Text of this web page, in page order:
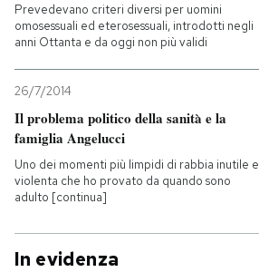
Prevedevano criteri diversi per uomini
omosessuali ed eterosessuali, introdotti negli
anni Ottanta e da oggi non più validi
26/7/2014
Il problema politico della sanità e la
famiglia Angelucci
Uno dei momenti più limpidi di rabbia inutile e
violenta che ho provato da quando sono
adulto [continua]
In evidenza